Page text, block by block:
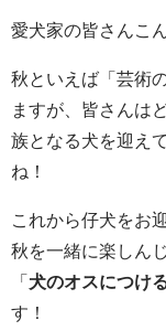
愛犬家の皆さんこ
秋といえば「芸術
ますが、皆さんは
族となる犬を迎え
ね！
これから仔犬をお
秋を一緒に楽しん
「 犬のオスにつけ
す！